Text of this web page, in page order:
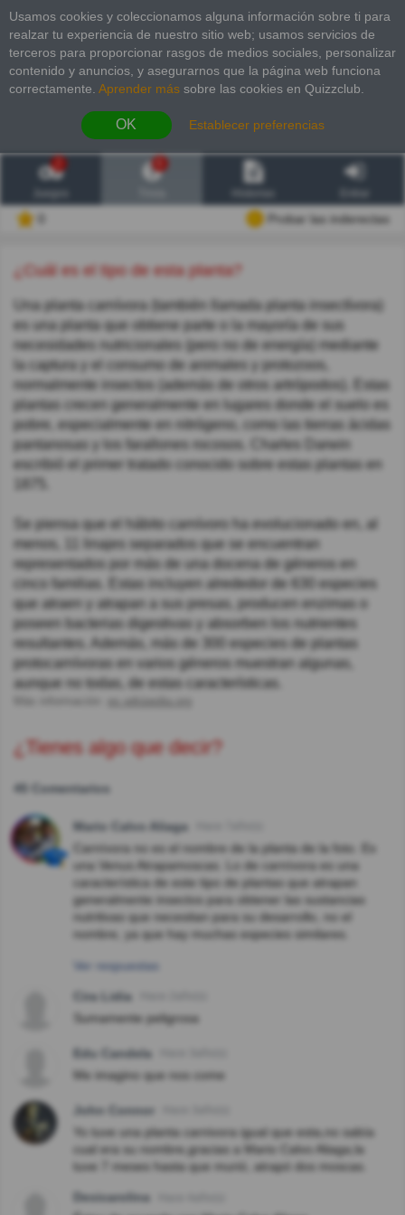
Usamos cookies y coleccionamos alguna información sobre ti para
realzar tu experiencia de nuestro sitio web; usamos servicios de
terceros para proporcionar rasgos de medios sociales, personalizar
contenido y anuncios, y asegurarnos que la página web funciona
correctamente. Aprender más sobre las cookies en Quizzclub.
OK Establecer preferencias
2
Probar las inderectas
¿Cuál es el tipo de esta planta?
Una planta carnívora (también llamada planta insectívora)
es una planta que obtiene parte o la mayoría de sus
necesidades nutricionales (pero no de energía) mediante
la captura y el consumo de animales y protozoos,
normalmente insectos (además de otros artrópodos). Estas
plantas crecen generalmente en lugares donde el suelo es
pobre, especialmente en nitrógeno, como las tierras ácidas
pantanosas y los farallones rocosos. Charles Darwin
escribió el primer tratado conocido sobre estas plantas en
Se piensa que el hábito carnívoro ha evolucionado en, al
menos, 11 linajes separados que se encuentran
representados por más de una docena de géneros en
cinco familias. Estas incluyen alrededor de 630 especies
que atraen y atrapan a sus presas, producen enzimas o
poseen bacterias digestivas y absorben los nutrientes
resultantes. Además, más de 300 especies de plantas
protocarnívoras en varios géneros muestran algunas,
aunque no todas, de estas características.
¿Tienes algo que decir?
45 Comentarios
Mario Calvo Aliaga
Carnívora no es el nombre de la planta de la foto. Es
una Venus Atrapamoscas. Lo de carnívora es una
característica de este tipo de plantas que atrapan
generalmente insectos para obtener las sustancias
nutritivas que necesitan para su desarrollo, no el
nombre, ya que hay muchas especies similares.
Ver respuestas
Cira Lidia
Sumamente peligrosa
Edu Candela
Me imagino que nos come
John Connor
Yo tuve una planta carnivora igual que esta,no sabía
cual era su nombre,gracias a Mario Calvo Aliaga,la
tuve 7 meses hasta que murió, atrapó dos moscas.
Desicarolina